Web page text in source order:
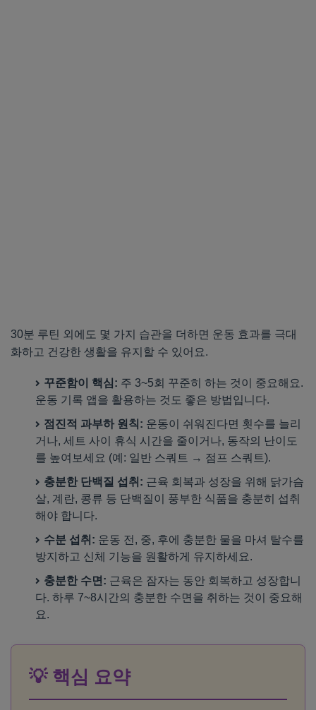
30분 루틴 외에도 몇 가지 습관을 더하면 운동 효과를 극대
화하고 건강한 생활을 유지할 수 있어요.
꾸준함이 핵심: 주 3~5회 꾸준히 하는 것이 중요해요.
운동 기록 앱을 활용하는 것도 좋은 방법입니다.
점진적 과부하 원칙: 운동이 쉬워진다면 횟수를 늘리
거나, 세트 사이 휴식 시간을 줄이거나, 동작의 난이도
를 높여보세요 (예: 일반 스쿼트 → 점프 스쿼트).
충분한 단백질 섭취: 근육 회복과 성장을 위해 닭가슴
살, 계란, 콩류 등 단백질이 풍부한 식품을 충분히 섭취
해야 합니다.
수분 섭취: 운동 전, 중, 후에 충분한 물을 마셔 탈수를
방지하고 신체 기능을 원활하게 유지하세요.
충분한 수면: 근육은 잠자는 동안 회복하고 성장합니
다. 하루 7~8시간의 충분한 수면을 취하는 것이 중요해
요.
💡 핵심 요약